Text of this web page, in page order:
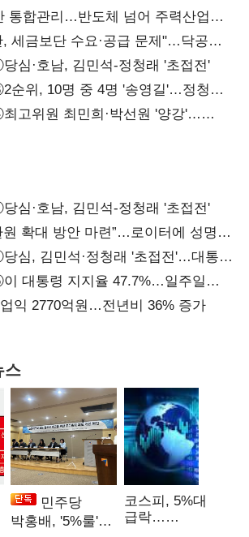
통합관리…반도체 넘어 주력산업
세금보단 수요·공급 문제"…닥공
심·호남, 김민석-정청래 '초접전'
순위, 10명 중 4명 '송영길'…정청래
고위원 최민희·박선원 '양강'…
심·호남, 김민석-정청래 '초접전'
원 확대 방안 마련”…로이터에 성명
심, 김민석·정청래 '초접전'…대통령
로'(종합)
대통령 지지율 47.7%…일주일
익 2770억원…전년비 36% 증가
스
민주당
박홍배, '5%룰'
코스피, 5%대
급락…